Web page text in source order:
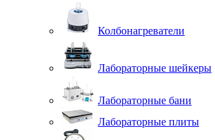
Колбонагреватели
Лабораторные шейкеры
Лабораторные бани
Лабораторные плиты